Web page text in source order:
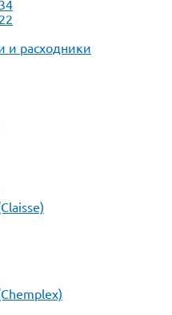
и расходники